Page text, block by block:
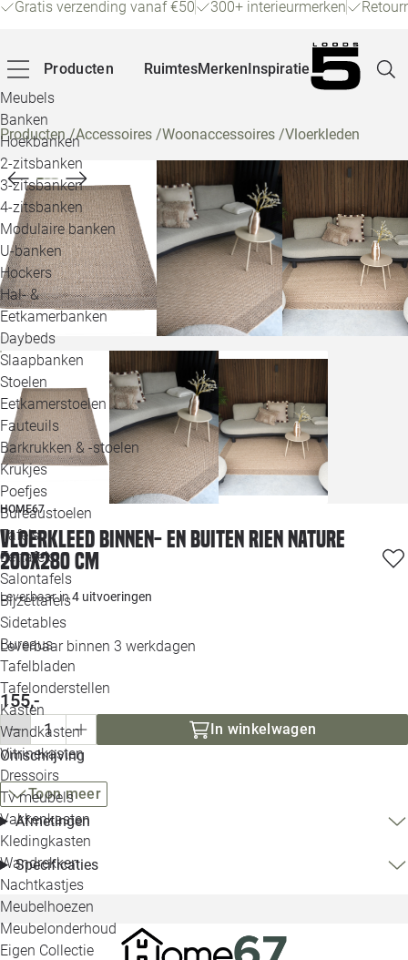
Gratis verzending vanaf €50 300+ interieurmerken
Producten
Meubels
Banken
Hoekbanken
2-zitsbanken
3-zitsbanken
4-zitsbanken
Modulaire banken
U-banken
Hockers
Hal- &
Eetkamerbanken
Daybeds
Slaapbanken
Stoelen
Eetkamerstoelen
Fauteuils
Barkrukken & -stoelen
Krukjes
Poefjes
Bureaustoelen
Tafels
Eettafels
Salontafels
Bijzettafels
Sidetables
Bureaus
Tafelbladen
Tafelonderstellen
Kasten
Wandkasten
Vitrinekasten
Dressoirs
Tv meubels
Vakkenkasten
Kledingkasten
Wandrekken
Nachtkastjes
Meubelhoezen
Meubelonderhoud
Eigen Collectie
RuimtesMerkenInspiratie
Producten/Accessoires /Woonaccessoires /Vloerkleden
HOME67
Vloerkleed binnen- en buiten Rien nature
200x280 cm
Leverbaar in4 uitvoeringen
Leverbaar binnen 3 werkdagen
155,-
In winkelwagen
Omschrijving
Toon meer
Afmetingen
Specificaties